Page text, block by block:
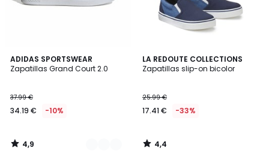
ADIDAS SPORTSWEAR
Zapatillas Grand Court 2.0
37.99 €
34.19 € -10%
4,9
/ 5
2
Colores
4,9
/
LA REDOUTE COLLECTIONS
Zapatillas slip-on bicolor
25.99 €
17.41 € -33%
4,4
/ 5
4,4
/